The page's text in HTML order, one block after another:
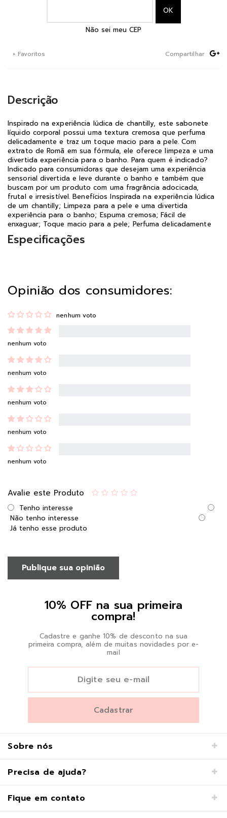
Não sei meu CEP
+ Favoritos Compartilhar
Descrição
Inspirado na experiência lúdica de chantilly, este sabonete
líquido corporal possui uma textura cremosa que perfuma
delicadamente e traz um toque macio para a pele. Com
extrato de Romã em sua fórmula, ele oferece limpeza e uma
divertida experiência para o banho. Para quem é indicado?
Indicado para consumidoras que desejam uma experiência
sensorial divertida e leve durante o banho e também que
buscam por um produto com uma fragrância adocicada,
frutal e irresistível. Benefícios Inspirada na experiência lúdica
de um chantilly; Limpeza para a pele e uma divertida
experiência para o banho; Espuma cremosa; Fácil de
enxaguar; Toque macio para a pele; Perfuma delicadamente
Especificações
Opinião dos consumidores:
nenhum voto
nenhum voto
nenhum voto
nenhum voto
nenhum voto
nenhum voto
Avalie este Produto
Tenho interesse
Não tenho interesse
Já tenho esse produto
Publique sua opinião
10% OFF na sua primeira
compra!
Cadastre e ganhe 10% de desconto na sua
primeira compra, além de muitas novidades por e-
mail
Sobre nós
Precisa de ajuda?
Fique em contato